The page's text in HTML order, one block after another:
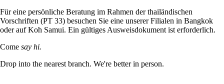
Für eine persönliche Beratung im Rahmen der thailändischen
Vorschriften (PT 33) besuchen Sie eine unserer Filialen in Bangkok
oder auf Koh Samui. Ein gültiges Ausweisdokument ist erforderlich.
Come say hi.
Drop into the nearest branch. We're better in person.